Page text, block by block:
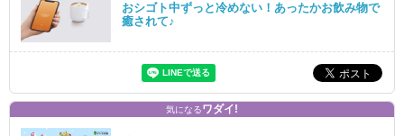
おシゴト中ずっと冷めない！あったかお飲み物で
癒されて♪
気になるワダイ!